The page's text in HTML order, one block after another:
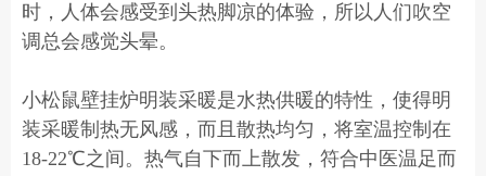
时，人体会感受到头热脚凉的体验，所以人们吹空
调总会感觉头晕。
小松鼠壁挂炉明装采暖是水热供暖的特性，使得明
装采暖制热无风感，而且散热均匀，将室温控制在
18-22℃之间。热气自下而上散发，符合中医温足而